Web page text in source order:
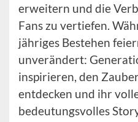
erweitern und die
Fans zu vertiefen.
jähriges Bestehen
unverändert:
inspirieren, den
entdecken und ihr
bedeutungsvolles